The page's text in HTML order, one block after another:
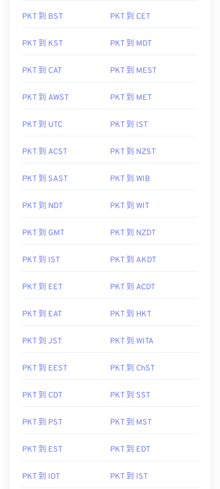
PKT 到 BST PKT 到 CET
PKT 到 KST PKT 到 MDT
PKT 到 CAT PKT 到 MEST
PKT 到 AWST PKT 到 MET
PKT 到 UTC PKT 到 IST
PKT 到 ACST PKT 到 NZST
PKT 到 SAST PKT 到 WIB
PKT 到 NDT PKT 到 WIT
PKT 到 GMT PKT 到 NZDT
PKT 到 IST PKT 到 AKDT
PKT 到 EET PKT 到 ACDT
PKT 到 EAT PKT 到 HKT
PKT 到 JST PKT 到 WITA
PKT 到 EEST PKT 到 ChST
PKT 到 CDT PKT 到 SST
PKT 到 PST PKT 到 MST
PKT 到 EST PKT 到 EDT
PKT 到 IDT PKT 到 IST